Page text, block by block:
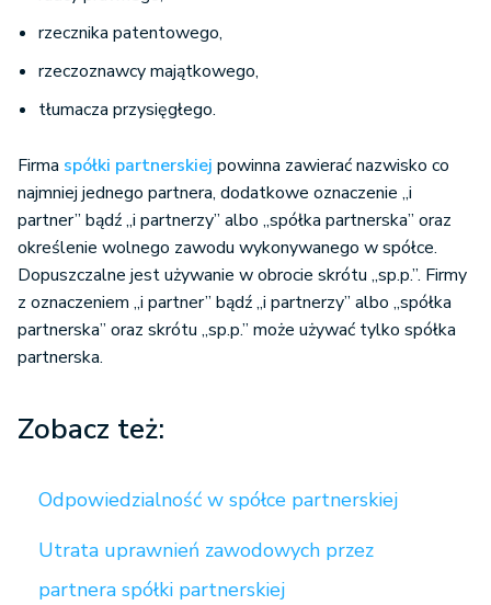
rzecznika patentowego,
rzeczoznawcy majątkowego,
tłumacza przysięgłego.
Firma spółki partnerskiej powinna zawierać nazwisko co
najmniej jednego partnera, dodatkowe oznaczenie „i
partner” bądź „i partnerzy” albo „spółka partnerska” oraz
określenie wolnego zawodu wykonywanego w spółce.
Dopuszczalne jest używanie w obrocie skrótu „sp.p.”. Firmy
z oznaczeniem „i partner” bądź „i partnerzy” albo „spółka
partnerska” oraz skrótu „sp.p.” może używać tylko spółka
partnerska.
Zobacz też:
Odpowiedzialność w spółce partnerskiej
Utrata uprawnień zawodowych przez
partnera spółki partnerskiej